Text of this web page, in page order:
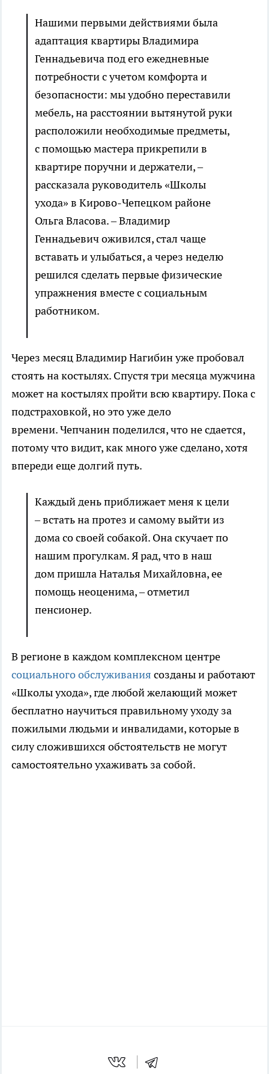
Нашими первыми действиями была
адаптация квартиры Владимира
Геннадьевича под его ежедневные
потребности с учетом комфорта и
безопасности: мы удобно переставили
мебель, на расстоянии вытянутой руки
расположили необходимые предметы,
с помощью мастера прикрепили в
квартире поручни и держатели, –
рассказала руководитель «Школы
ухода» в Кирово-Чепецком районе
Ольга Власова. – Владимир
Геннадьевич оживился, стал чаще
вставать и улыбаться, а через неделю
решился сделать первые физические
упражнения вместе с социальным
работником.
Через месяц Владимир Нагибин уже пробовал
стоять на костылях. Спустя три месяца мужчина
может на костылях пройти всю квартиру. Пока с
подстраховкой, но это уже дело
времени. Чепчанин поделился, что не сдается,
потому что видит, как много уже сделано, хотя
впереди еще долгий путь.
Каждый день приближает меня к цели
– встать на протез и самому выйти из
дома со своей собакой. Она скучает по
нашим прогулкам. Я рад, что в наш
дом пришла Наталья Михайловна, ее
помощь неоценима, – отметил
пенсионер.
В регионе в каждом комплексном центре
социального обслуживания созданы и работают
«Школы ухода», где любой желающий может
бесплатно научиться правильному уходу за
пожилыми людьми и инвалидами, которые в
силу сложившихся обстоятельств не могут
самостоятельно ухаживать за собой.